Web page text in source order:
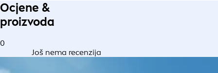
Ocjene &
proizvoda
0
Još nema recenzija